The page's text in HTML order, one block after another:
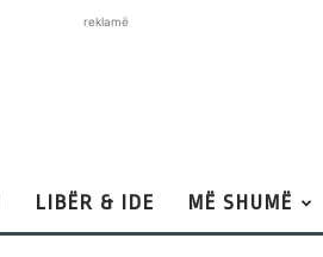
reklamë
LIBËR & IDE MË SHUMË